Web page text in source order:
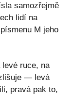
samozřejmě
lidí na
M jeho
ruce, na
— levá
pravá pak to,